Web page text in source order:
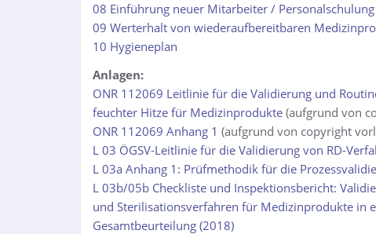
08 Einführung neuer Mitarbeiter / Personalschulung
09 Werterhalt von wiederaufbereitbaren
10 Hygieneplan
Anlagen:
ONR 112069 Leitlinie für die Validierung und
feuchter Hitze für Medizinprodukte (aufgrund von
ONR 112069 Anhang 1 (aufgrund von copyright
L 03 ÖGSV-Leitlinie für die Validierung von RD-
L 03a Anhang 1: Prüfmethodik für die
L 03b/05b Checkliste und Inspektionsbericht:
und Sterilisationsverfahren für Medizinprodukte in
Gesamtbeurteilung (2018)